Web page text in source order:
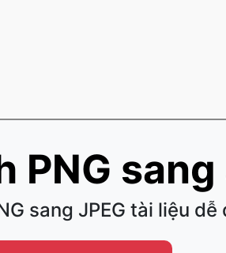
PNG sang
sang JPEG tài liệu dễ